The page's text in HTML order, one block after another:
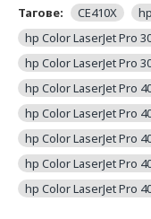
Тагове: CE410X
hp Color LaserJet Pro
hp Color LaserJet Pro
hp Color LaserJet Pro
hp Color LaserJet Pro
hp Color LaserJet Pro
hp Color LaserJet Pro
hp Color LaserJet Pro